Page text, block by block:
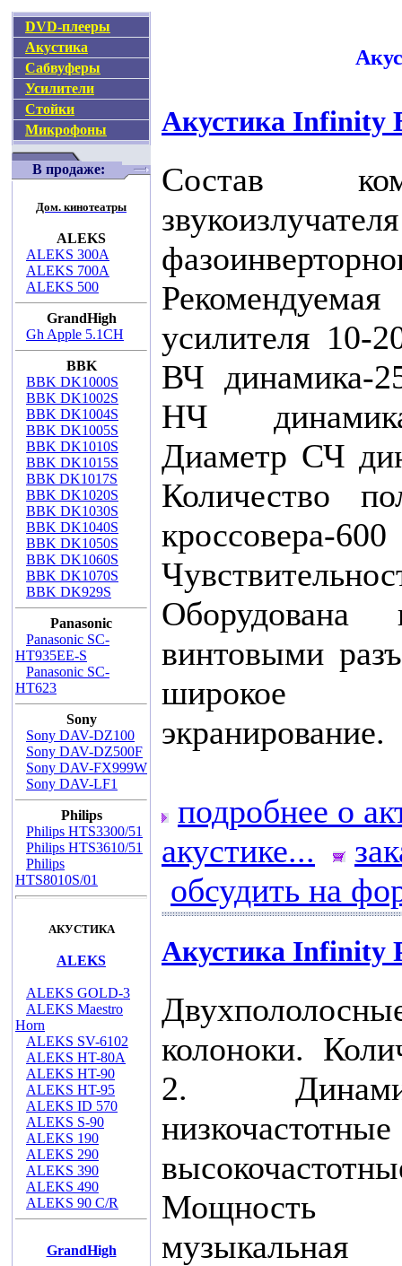
DVD-плееры
Акустика
Сабвуферы
Усилители
Стойки
Микрофоны
В продаже:
Дом. кинотеатры
ALEKS
ALEKS 300A
ALEKS 700A
ALEKS 500
GrandHigh
Gh Apple 5.1CH
BBK
BBK DK1000S
BBK DK1002S
BBK DK1004S
BBK DK1005S
BBK DK1010S
BBK DK1015S
ВВК DK1017S
BBK DK1020S
BBK DK1030S
BBK DK1040S
BBK DK1050S
BBK DK1060S
BBK DK1070S
BBK DK929S
Panasonic
Panasonic SC-
HT935EE-S
Panasonic SC-
HT623
Sony
Sony DAV-DZ100
Sony DAV-DZ500F
Sony DAV-FX999W
Sony DAV-LF1
Philips
Philips HTS3300/51
Philips HTS3610/51
Philips
HTS8010S/01
АКУСТИКА
ALEKS
ALEKS GOLD-3
ALEKS Maestro
Horn
ALEKS SV-6102
ALEKS HT-80A
ALEKS HT-90
ALEKS HT-95
ALEKS ID 570
ALEKS S-90
ALEKS 190
ALEKS 290
ALEKS 390
ALEKS 490
ALEKS 90 C/R
GrandHigh
Акустика Infinity
Состав
звукоизлучателя
усилителя 10-
ВЧ динамика-
НЧ
Диаметр СЧ
Количество
кроссовера-
Оборудована
винтовыми
широкое
экранирование.
подробнее о
акустике...
обсудить на
Акустика Infinity
колоноки.
2.
Мощность